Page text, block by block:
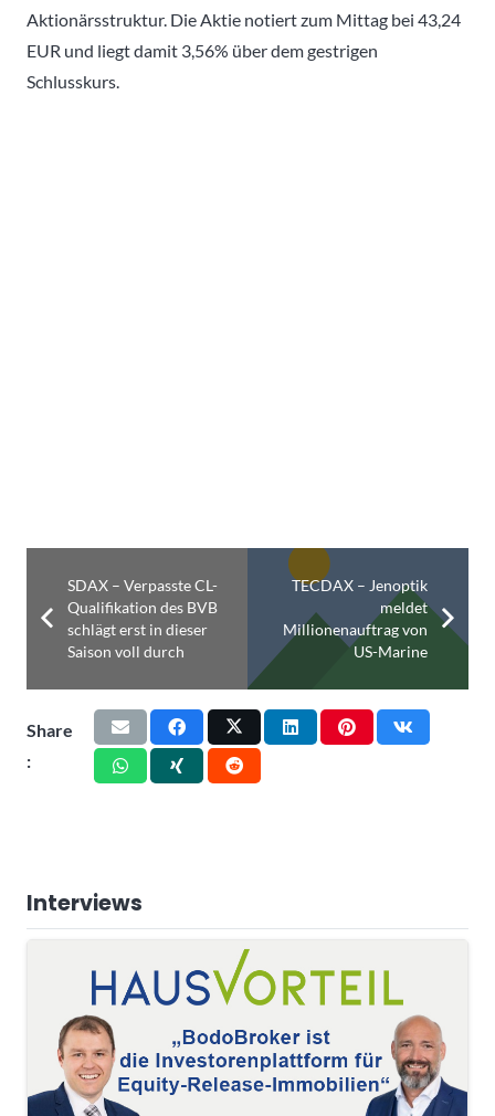
Aktionärsstruktur. Die Aktie notiert zum Mittag bei 43,24
EUR und liegt damit 3,56% über dem gestrigen
Schlusskurs.
SDAX – Verpasste CL-
Qualifikation des BVB
schlägt erst in dieser
Saison voll durch
TECDAX – Jenoptik
meldet
Millionenauftrag von
US-Marine
Share
:
Interviews